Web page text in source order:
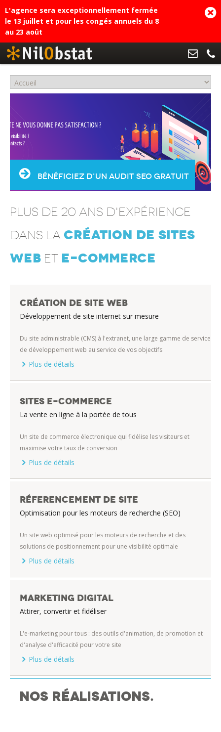
L'agence sera exceptionnellement fermée
le 13 juillet et pour les congés annuels du 8
au 23 août
BÉNÉFICIEZ D'UN AUDIT SEO GRATUIT
plus de 20 ans d'expérience
dans la création de sites
web et e-commerce
Création de site web
Développement de site internet sur mesure
Du site administrable (CMS) à l'extranet, une large gamme de service
de développement web au service de vos objectifs
Plus de détails
Sites e-commerce
La vente en ligne à la portée de tous
Un site de commerce électronique qui fidélise les visiteurs et
maximise votre taux de conversion
Plus de détails
Réferencement de site
Optimisation pour les moteurs de recherche (SEO)
Un site web optimisé pour les moteurs de recherche et des
solutions de positionnement pour une visibilité optimale
Plus de détails
Marketing digital
Attirer, convertir et fidéliser
L'e-marketing pour tous : des outils d'animation, de promotion et
d'analyse d'efficacité pour votre site
Plus de détails
Nos réalisations.